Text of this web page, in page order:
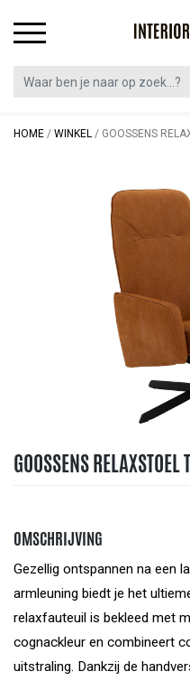
HOME / WINKEL / GOOSSENS
GOOSSENS
OMSCHRIJVING
Gezellig ontspannen na een
armleuning biedt je het
relaxfauteuil is bekleed met
cognackleur en combineert
uitstraling. Dankzij de